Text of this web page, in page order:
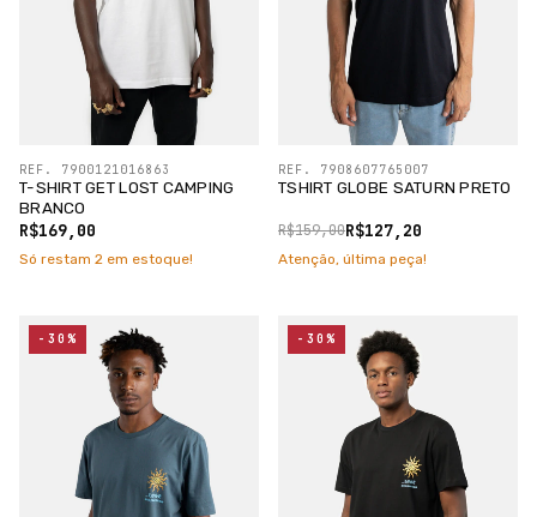
T-SHIRT GET LOST CAMPING
BRANCO
R$169,00
REF. 7900121016863
Só restam 2 em estoque!
TSHIRT GLOBE SATURN PRETO
R$127,20
R$159,00
REF. 7908607765007
Atenção, última peça!
-30% -30%